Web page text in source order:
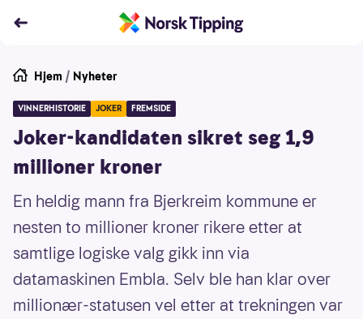
Hjem / Nyheter
VINNERHISTORIE JOKER FREMSIDE
Joker-kandidaten sikret seg 1,9
millioner kroner
En heldig mann fra Bjerkreim kommune er
nesten to millioner kroner rikere etter at
samtlige logiske valg gikk inn via
datamaskinen Embla. Selv ble han klar over
millionær-statusen vel etter at trekningen var